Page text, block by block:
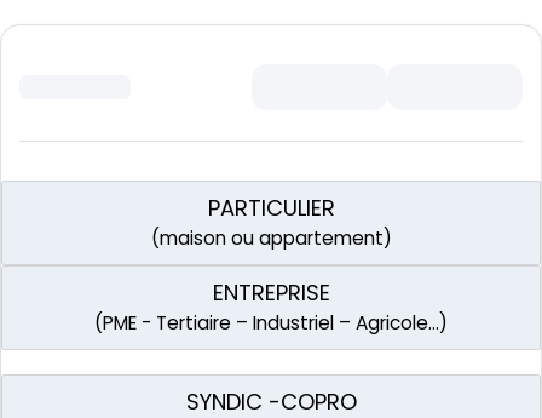
PARTICULIER
(maison ou appartement)
ENTREPRISE
(PME - Tertiaire – Industriel – Agricole…)
SYNDIC -COPRO